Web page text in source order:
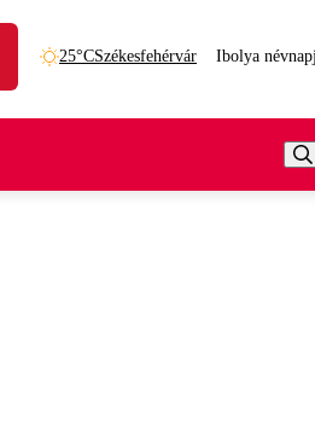
25°CSzékesfehérvár Ibolya